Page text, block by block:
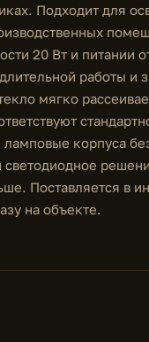
Подходит для
20 Вт и питании
работы и
мягко
ламповые корпуса
Поставляется в
на объекте.